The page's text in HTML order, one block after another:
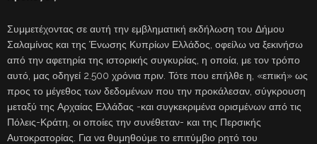
Συμμετέχοντας σε αυτή την εμβληματική εκδήλωση του Δήμου
Σαλαμίνας και της Ένωσης Κυπρίων Ελλάδος, οφείλω να ξεκινήσω
από την αφετηρία της ιστορικής συγκυρίας, η οποία, με τον τρόπο
αυτό, μας οδηγεί 2.500 χρόνια πριν. Τότε που επήλθε η, «επική» ως
προς το μέγεθος των δεδομένων που την προκάλεσαν, σύγκρουση
μεταξύ της Αρχαίας Ελλάδας -και συγκεκριμένα ορισμένων από τις
Πόλεις-Κράτη, οι οποίες την συνέθεταν- και της Περσικής
Αυτοκρατορίας. Για να θυμηθούμε το επιτύμβιο ρητό του